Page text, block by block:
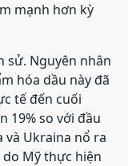
mạnh hơn kỳ
sử. Nguyên nhân
hóa dầu này đã
tế đến cuối
19% so với đầu
và Ukraina nổ ra
Mỹ thực hiện